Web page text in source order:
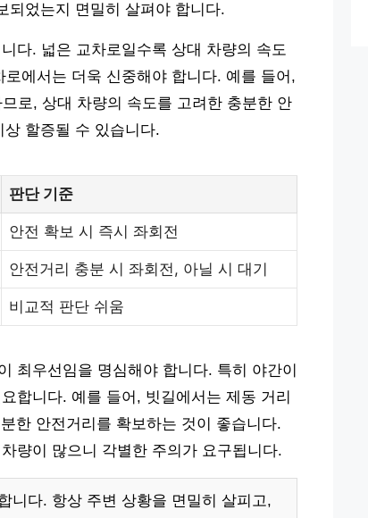
되었는지 면밀히 살펴야 합니다.
다. 넓은 교차로일수록 상대 차량의 속도
에서는 더욱 신중해야 합니다. 예를 들어,
로, 상대 차량의 속도를 고려한 충분한 안
할증될 수 있습니다.
판단 기준
안전 확보 시 즉시 좌회전
안전거리 충분 시 좌회전, 아닐 시 대기
비교적 판단 쉬움
최우선임을 명심해야 합니다. 특히 야간이
합니다. 예를 들어, 빗길에서는 제동 거리
한 안전거리를 확보하는 것이 좋습니다.
량이 많으니 각별한 주의가 요구됩니다.
니다. 항상 주변 상황을 면밀히 살피고,